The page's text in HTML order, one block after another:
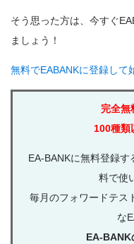
そう思った方は、今すぐ
ましょう！
無料でEABANKに登録して
完全無
100種類
EA-BANKに無料登録
料で使
毎月のフォワードテス
な
EA-BANK